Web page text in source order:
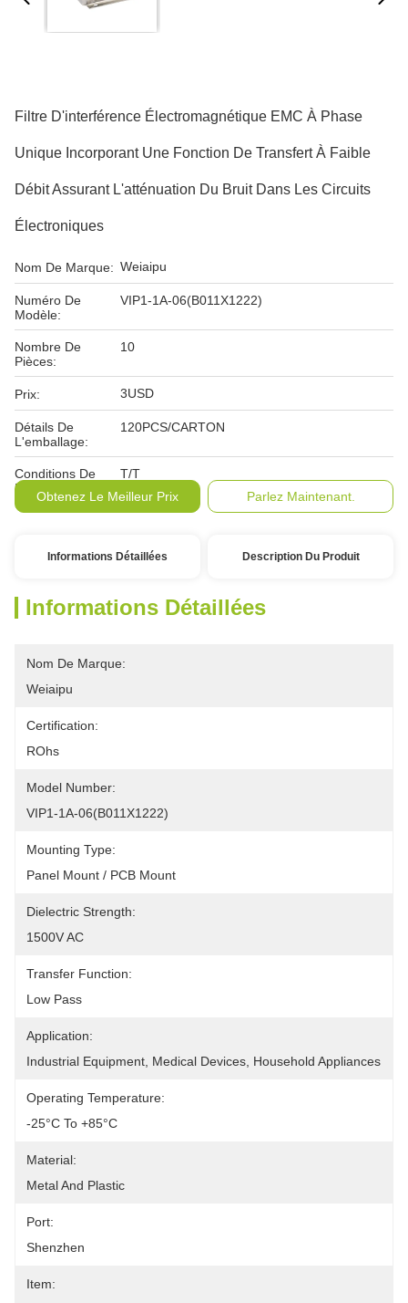
Filtre D'interférence Électromagnétique EMC À Phase
Unique Incorporant Une Fonction De Transfert À Faible
Débit Assurant L'atténuation Du Bruit Dans Les Circuits
Électroniques
Nom De Marque: Weiaipu
Numéro De
Modèle:
VIP1-1A-06(B011X1222)
Nombre De
Pièces:
10
Prix: 3USD
Détails De
L'emballage:
120PCS/CARTON
Conditions De
Paiement:
T/T
Obtenez Le Meilleur Prix
Parlez Maintenant.
Informations Détaillées Description Du Produit
Informations Détaillées
Nom De Marque:
Weiaipu
Certification:
ROhs
Model Number:
VIP1-1A-06(B011X1222)
Mounting Type:
Panel Mount / PCB Mount
Dielectric Strength:
1500V AC
Transfer Function:
Low Pass
Application:
Industrial Equipment, Medical Devices, Household Appliances
Operating Temperature:
-25°C To +85°C
Material:
Metal And Plastic
Port:
Shenzhen
Item: